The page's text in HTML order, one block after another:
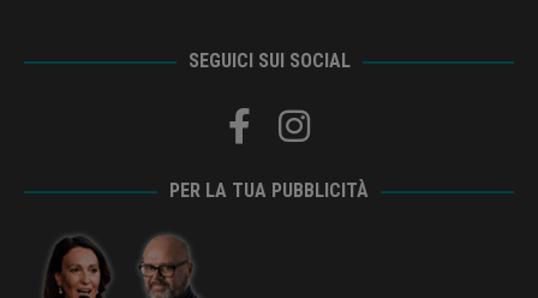
SEGUICI SUI SOCIAL
PER LA TUA PUBBLICITÀ